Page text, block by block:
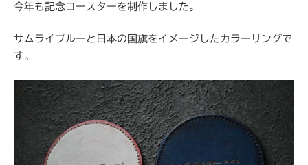
今年も記念コースターを制作しました。
サムライブルーと日本の国旗をイメージしたカラーリングで
す。